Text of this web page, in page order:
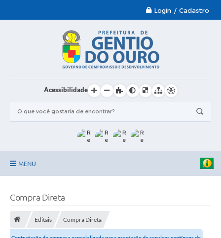
Login / Cadastro
Acessibilidade
MENU
Compra Direta
Editais Compra Direta